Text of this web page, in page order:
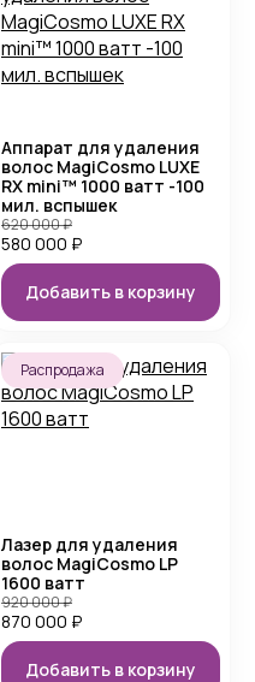
Аппарат для удаления
волос MagiCosmo LUXE
RX mini™ 1000 ватт -100
мил. вспышек
580 000 ₽
620 000₽
Добавить в корзину
Распродажа
Лазер для удаления
волос MagiCosmo LP
1600 ватт
870 000 ₽
920 000₽
Добавить в корзину